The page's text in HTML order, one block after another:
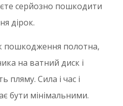
серйозно пошкодити
дірок.
пошкодження полотна,
на ватний диск і
пляму. Сила і час і
бути мінімальними.